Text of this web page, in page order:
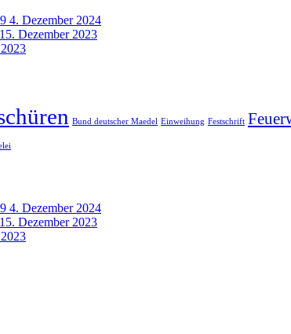
4. Dezember 2024
15. Dezember 2023
Bund deutscher Maedel Einweihung Festschrift
4. Dezember 2024
15. Dezember 2023